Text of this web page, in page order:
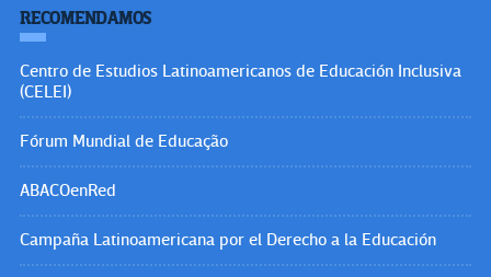
RECOMENDAMOS
Centro de Estudios Latinoamericanos de Educación Inclusiva
(CELEI)
Fórum Mundial de Educação
ABACOenRed
Campaña Latinoamericana por el Derecho a la Educación